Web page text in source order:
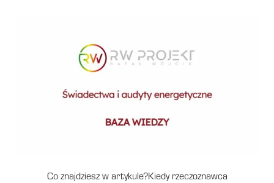
Co znajdziesz w artykule?Kiedy rzeczoznawca